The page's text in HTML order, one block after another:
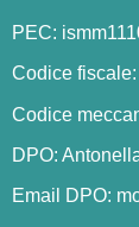
PEC:
Codice
Codice
DPO:
Email DPO: